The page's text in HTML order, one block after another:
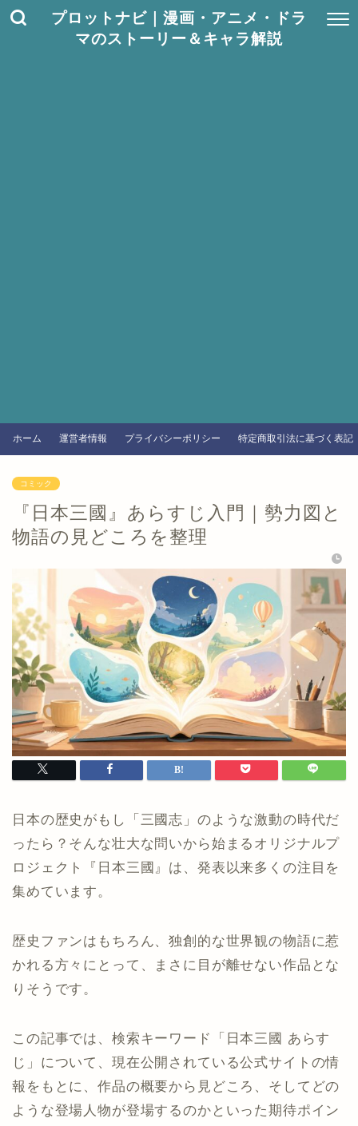
プロットナビ｜漫画・アニメ・ドラ
マのストーリー＆キャラ解説
ホーム 運営者情報 プライバシーポリシー 特定商取引法に基づく表記
コミック
『日本三國』あらすじ入門｜勢力図と
物語の見どころを整理
日本の歴史がもし「三國志」のような激動の時代だ
ったら？そんな壮大な問いから始まるオリジナルプ
ロジェクト『日本三國』は、発表以来多くの注目を
集めています。
歴史ファンはもちろん、独創的な世界観の物語に惹
かれる方々にとって、まさに目が離せない作品とな
りそうです。
この記事では、検索キーワード「日本三國 あらす
じ」について、現在公開されている公式サイトの情
報をもとに、作品の概要から見どころ、そしてどの
ような登場人物が登場するのかといった期待ポイン